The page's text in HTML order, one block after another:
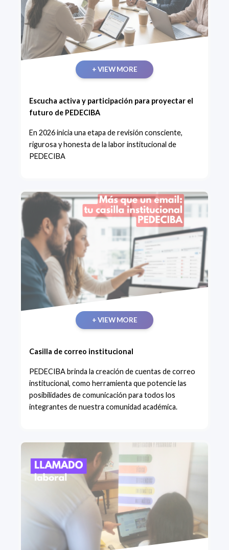
+ VIEW MORE
Escucha activa y participación para proyectar el
futuro de PEDECIBA
En 2026 inicia una etapa de revisión consciente,
rigurosa y honesta de la labor institucional de
PEDECIBA
+ VIEW MORE
Casilla de correo institucional
PEDECIBA brinda la creación de cuentas de correo
institucional, como herramienta que potencie las
posibilidades de comunicación para todos los
integrantes de nuestra comunidad académica.